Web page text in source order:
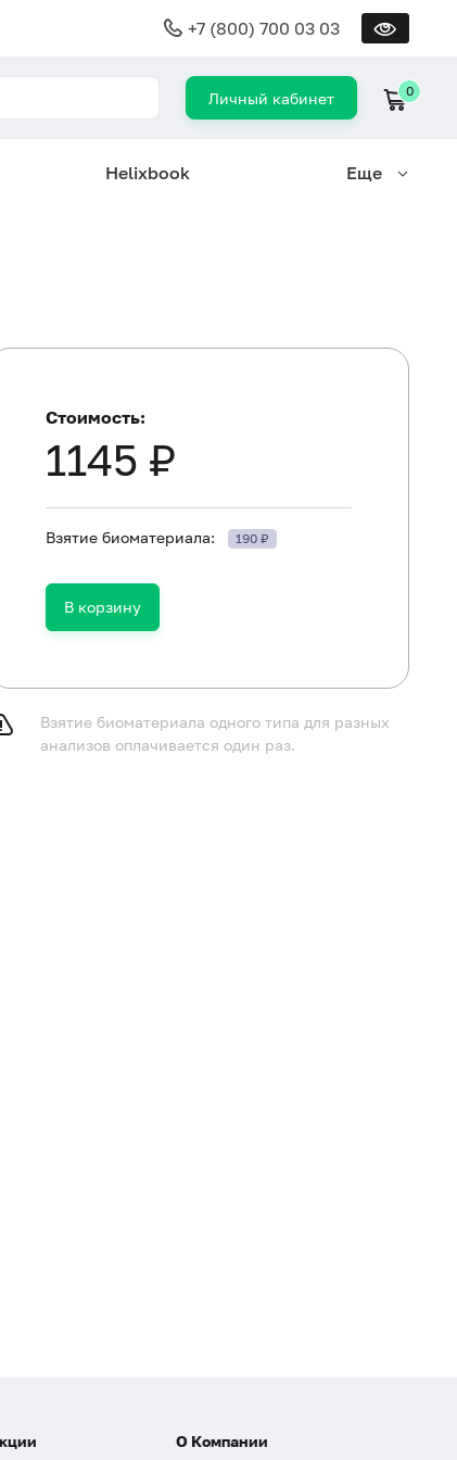
+7 (800) 700 03 03
Личный кабинет 0
Helixbook Еще
течение 30 минут до исследования.
Стоимость:
1145 ₽
Взятие биоматериала: 190 ₽
В корзину
Взятие биоматериала одного типа для разных
анализов оплачивается один раз.
О Компании